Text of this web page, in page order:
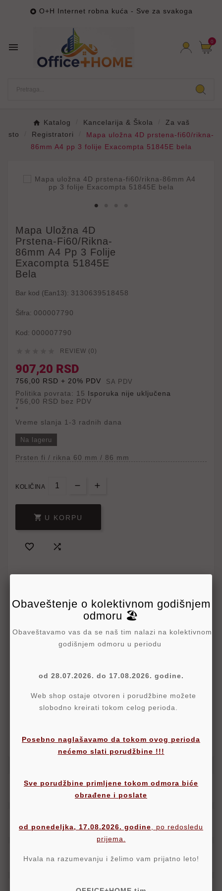
 O+H Internet robna kuća - Sve za svakoga
 0
Katalog Kancelarija & Škola
Za vaš
sto
Registratori
Mapa uložna 4D prstena-fi60/rikna-
86mm A4 pp 3 folije Exacompta 51845E bela
Mapa Uložna 4D
Prstena-Fi60/rikna-
86mm A4 Pp 3 Folije
Exacompta 51845E
Bela
Bar kod (Ean13): 3130639518458
Šifra: 000007790
Kod: 000007790
REVIEW (0)
907,20 RSD
756,00 RSD + 20% PDV SA PDV
Politika povrata: 15 Isporuka nije uključena
756,00 RSD bez PDV
*
Vreme slanja 1-3 radnih dana
Na lageru
Prsten fi / rikna 60 mm / 86 mm
KOLIČINA
 U KORPU
 
Write your review
Politika Sigurnosti
Politika Isporuke
Opis
Detalji
Oznake
Obaveštenje o kolektivnom godišnjem
odmoru 🏖️
Obaveštavamo vas da se naš tim nalazi na kolektivnom
godišnjem odmoru u periodu
od 28.07.2026. do 17.08.2026. godine.
Web shop ostaje otvoren i porudžbine možete
slobodno kreirati tokom celog perioda.
Posebno naglašavamo da tokom ovog perioda
nećemo slati porudžbine !!!
Sve porudžbine primljene tokom odmora biće
obrađene i poslate
od ponedeljka, 17.08.2026. godine , po redosledu
prijema.
Hvala na razumevanju i želimo vam prijatno leto!